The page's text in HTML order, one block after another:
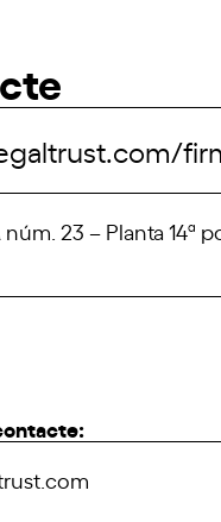
23 – Planta 14ª